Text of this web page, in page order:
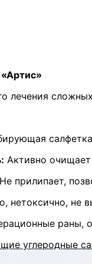
лечения
Активно очищает
Не прилипает,
нетоксично, не
раны,
углеродные